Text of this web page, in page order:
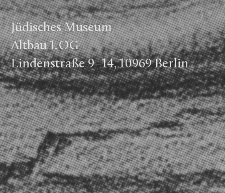
Jüdisches Museum
Altbau 1. OG
Lindenstraße 9–14, 10969 Berlin